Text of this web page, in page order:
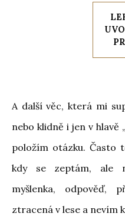
A další věc, která mi
nebo klidně i jen v hlavě
položím otázku. Často
kdy se zeptám, ale
myšlenka, odpověď,
ztracená v lese a nevím